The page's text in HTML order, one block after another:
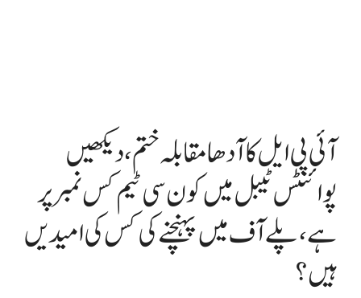
آئی پی ایل کا آدھا مقابلہ ختم، دیکھیں
پوائنٹس ٹیبل میں کون سی ٹیم کس نمبر پر
ہے، پلے آف میں پہنچنے کی کس کی امیدیں
ہیں؟